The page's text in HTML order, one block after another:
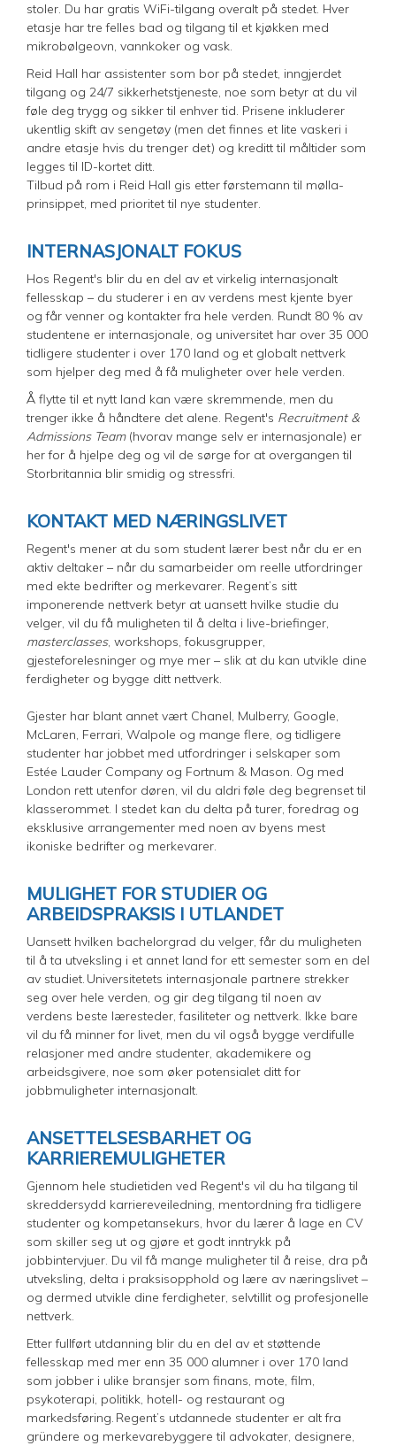
stoler. Du har gratis WiFi-tilgang overalt på stedet. Hver
etasje har tre felles bad og tilgang til et kjøkken med
mikrobølgeovn, vannkoker og vask.
Reid Hall har assistenter som bor på stedet, inngjerdet
tilgang og 24/7 sikkerhetstjeneste, noe som betyr at du vil
føle deg trygg og sikker til enhver tid. Prisene inkluderer
ukentlig skift av sengetøy (men det finnes et lite vaskeri i
andre etasje hvis du trenger det) og kreditt til måltider som
legges til ID-kortet ditt.
Tilbud på rom i Reid Hall gis etter førstemann til mølla-
prinsippet, med prioritet til nye studenter.
INTERNASJONALT FOKUS
Hos Regent's blir du en del av et virkelig internasjonalt
fellesskap – du studerer i en av verdens mest kjente byer
og får venner og kontakter fra hele verden. Rundt 80 % av
studentene er internasjonale, og universitet har over 35 000
tidligere studenter i over 170 land og et globalt nettverk
som hjelper deg med å få muligheter over hele verden.
Å flytte til et nytt land kan være skremmende, men du
trenger ikke å håndtere det alene. Regent's Recruitment &
Admissions Team(hvorav mange selv er internasjonale) er
her for å hjelpe deg og vil de sørge for at overgangen til
Storbritannia blir smidig og stressfri.
KONTAKT MED NÆRINGSLIVET
Regent's mener at du som student lærer best når du er en
aktiv deltaker – når du samarbeider om reelle utfordringer
med ekte bedrifter og merkevarer. Regent’s sitt
imponerende nettverk betyr at uansett hvilke studie du
velger, vil du få muligheten til å delta i live-briefinger,
masterclasses, workshops, fokusgrupper,
gjesteforelesninger og mye mer – slik at du kan utvikle dine
ferdigheter og bygge ditt nettverk.
Gjester har blant annet vært Chanel, Mulberry, Google,
McLaren, Ferrari, Walpole og mange flere, og tidligere
studenter har jobbet med utfordringer i selskaper som
Estée Lauder Company og Fortnum & Mason. Og med
London rett utenfor døren, vil du aldri føle deg begrenset til
klasserommet. I stedet kan du delta på turer, foredrag og
eksklusive arrangementer med noen av byens mest
ikoniske bedrifter og merkevarer.
MULIGHET FOR STUDIER OG
ARBEIDSPRAKSIS I UTLANDET
Uansett hvilken bachelorgrad du velger, får du muligheten
til å ta utveksling i et annet land for ett semester som en del
av studiet. Universitetets internasjonale partnere strekker
seg over hele verden, og gir deg tilgang til noen av
verdens beste læresteder, fasiliteter og nettverk. Ikke bare
vil du få minner for livet, men du vil også bygge verdifulle
relasjoner med andre studenter, akademikere og
arbeidsgivere, noe som øker potensialet ditt for
jobbmuligheter internasjonalt.
ANSETTELSESBARHET OG
KARRIEREMULIGHETER
Gjennom hele studietiden ved Regent's vil du ha tilgang til
skreddersydd karriereveiledning, mentordning fra tidligere
studenter og kompetansekurs, hvor du lærer å lage en CV
som skiller seg ut og gjøre et godt inntrykk på
jobbintervjuer. Du vil få mange muligheter til å reise, dra på
utveksling, delta i praksisopphold og lære av næringslivet –
og dermed utvikle dine ferdigheter, selvtillit og profesjonelle
nettverk.
Etter fullført utdanning blir du en del av et støttende
fellesskap med mer enn 35 000 alumner i over 170 land
som jobber i ulike bransjer som finans, mote, film,
psykoterapi, politikk, hotell- og restaurant og
markedsføring. Regent’s utdannede studenter er alt fra
gründere og merkevarebyggere til advokater, designere,